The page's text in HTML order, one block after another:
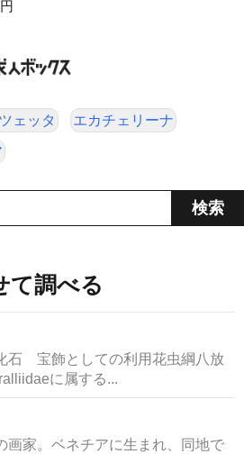
ェッタ エカチェリーナ
て調べる
宝飾としての利用花虫綱八放
に属する...
画家。ベネチアに生まれ、同地で